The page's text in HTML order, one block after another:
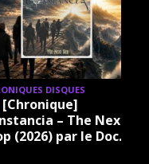
DISQUES
[Chronique]
– The Next
(2026) par le Doc.